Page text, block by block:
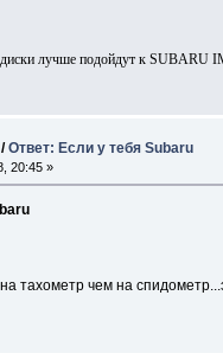
диски лучше подойдут к SUBARU
/Ответ: Если у тебя Subaru
20:45 »
тахометр чем на